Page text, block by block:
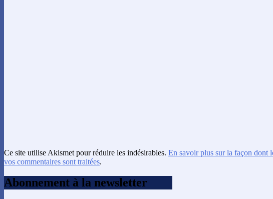
Ce site utilise Akismet pour réduire les indésirables. En savoir plus sur la façon dont
vos commentaires sont traitées.
Abonnement à la newsletter